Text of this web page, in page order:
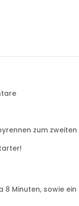
zum
Minuten, sowie